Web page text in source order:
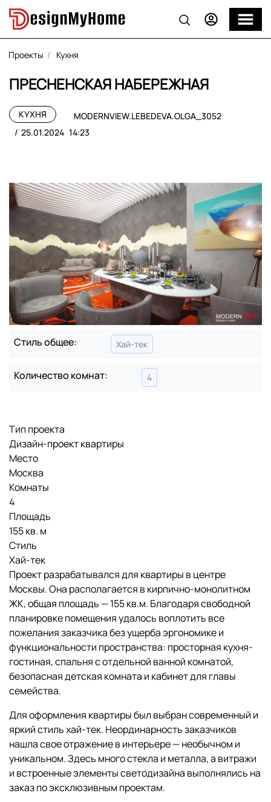
Проекты Кухня
ПРЕСНЕНСКАЯ НАБЕРЕЖНАЯ
КУХНЯ
MODERNVIEW.LEBEDEVA.OLGA_3052
25.01.2024 14:23
Стиль общее: Хай-тек
Количество комнат: 4
Тип проекта
Дизайн-проект квартиры
Место
Москва
Комнаты
4
Площадь
155 кв. м
Стиль
Хай-тек
Проект разрабатывался для квартиры в центре
Москвы. Она располагается в кирпично-монолитном
ЖК, общая площадь — 155 кв.м. Благодаря свободной
планировке помещения удалось воплотить все
пожелания заказчика без ущерба эргономике и
функциональности пространства: просторная кухня-
гостиная, спальня с отдельной ванной комнатой,
безопасная детская комната и кабинет для главы
семейства.
Для оформления квартиры был выбран современный и
яркий стиль хай-тек. Неординарность заказчиков
нашла свое отражение в интерьере — необычном и
уникальном. Здесь много стекла и металла, а витражи
и встроенные элементы светодизайна выполнялись на
заказ по эксклюзивным проектам.